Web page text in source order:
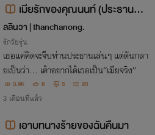
เมียรักของคุณนนท์ (ประธานคลั่
งรัก)[อ่านฟรี]
ลลินวา | thanchanong.
รักวัยรุ่น
เธอแค่คิดจะจีบท่านประธานเล่นๆ แต่ดันกลา
ยเป็นว่า… เค้าอยากได้เธอเป็น“เมียจริง”
3.9K 8 3 20
3 เดือนที่แล้ว
เอาบทนางร้ายของฉันคืนมา